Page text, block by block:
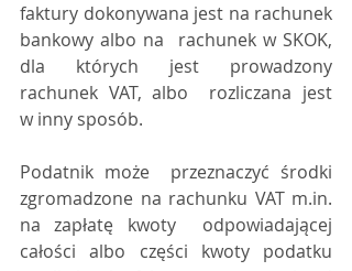
faktury dokonywana jest na rachunek
bankowy albo na  rachunek w SKOK,
dla których jest prowadzony
rachunek VAT, albo  rozliczana jest
w inny sposób.
Podatnik może  przeznaczyć środki
zgromadzone na rachunku VAT m.in.
na zapłatę kwoty  odpowiadającej
całości albo części kwoty podatku